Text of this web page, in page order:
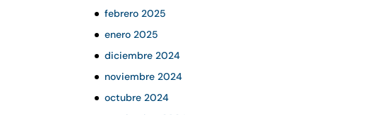
febrero 2025
enero 2025
diciembre 2024
noviembre 2024
octubre 2024